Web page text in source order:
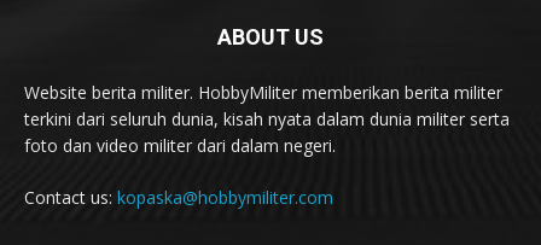
ABOUT US
Website berita militer. HobbyMiliter memberikan berita militer
terkini dari seluruh dunia, kisah nyata dalam dunia militer serta
foto dan video militer dari dalam negeri.
Contact us: kopaska@hobbymiliter.com